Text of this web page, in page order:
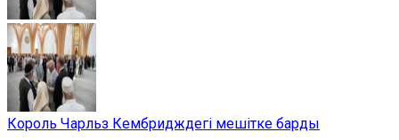
Король Чарльз Кембридждегі мешітке барды